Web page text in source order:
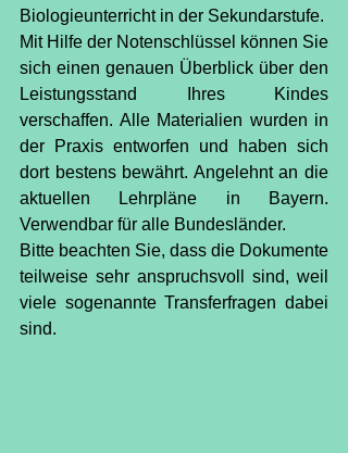
Biologieunterricht in der Sekundarstufe.
Mit Hilfe der Notenschlüssel können Sie
sich einen genauen Überblick über den
Leistungsstand Ihres Kindes
verschaffen. Alle Materialien wurden in
der Praxis entworfen und haben sich
dort bestens bewährt. Angelehnt an die
aktuellen Lehrpläne in Bayern.
Verwendbar für alle Bundesländer.
Bitte beachten Sie, dass die Dokumente
teilweise sehr anspruchsvoll sind, weil
viele sogenannte Transferfragen dabei
sind.